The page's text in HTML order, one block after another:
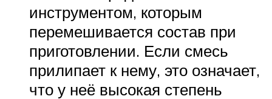
инструментом, которым
перемешивается состав при
приготовлении. Если смесь
прилипает к нему, это означает,
что у неё высокая степень